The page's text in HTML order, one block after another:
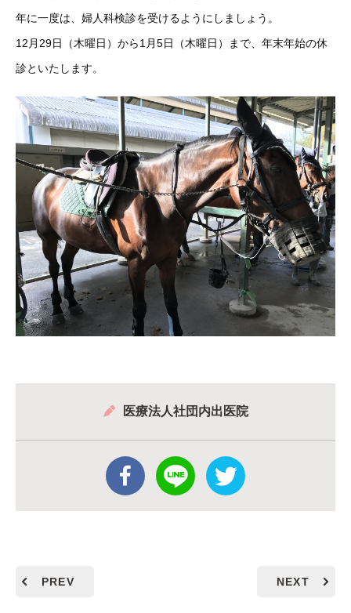
年に一度は、婦人科検診を受けるようにしましょう。
12月29日（木曜日）から1月5日（木曜日）まで、年末年始の休
診といたします。
医療法人社団内出医院
PREV NEXT